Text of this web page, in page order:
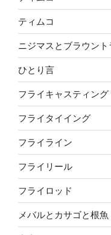
ティムコ
ニジマスとブラウン
ひとり言
フライキャスティング
フライタイイング
フライライン
フライリール
フライロッド
メバルとカサゴと根魚